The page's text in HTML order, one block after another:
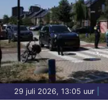
29 juli 2026, 13:05 uur